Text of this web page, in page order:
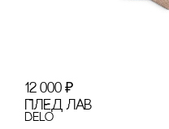
12 000 ₽
ПЛЕД ЛАВ
Delo